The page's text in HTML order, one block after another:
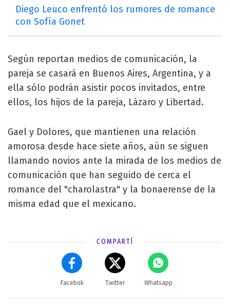
Diego Leuco enfrentó los rumores de romance
con Sofía Gonet
Según reportan medios de comunicación, la
pareja se casará en Buenos Aires, Argentina, y a
ella sólo podrán asistir pocos invitados, entre
ellos, los hijos de la pareja, Lázaro y Libertad.
Gael y Dolores, que mantienen una relación
amorosa desde hace siete años, aún se siguen
llamando novios ante la mirada de los medios de
comunicación que han seguido de cerca el
romance del "charolastra" y la bonaerense de la
misma edad que el mexicano.
COMPARTÍ
Facebok Twitter Whatsapp